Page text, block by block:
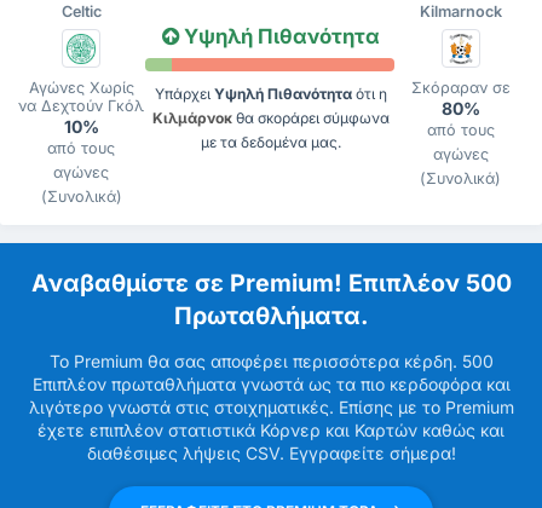
Celtic Kilmarnock
Αγώνες Χωρίς
να Δεχτούν Γκόλ
10%
από τους
αγώνες
(Συνολικά)
Υψηλή Πιθανότητα
Υπάρχει Υψηλή Πιθανότητα ότι η
Κιλμάρνοκ θα σκοράρει σύμφωνα
με τα δεδομένα μας.
Σκόραραν σε
80%
από τους
αγώνες
(Συνολικά)
Αναβαθμίστε σε Premium! Επιπλέον 500
Πρωταθλήματα.
Το Premium θα σας αποφέρει περισσότερα κέρδη. 500
Επιπλέον πρωταθλήματα γνωστά ως τα πιο κερδοφόρα και
λιγότερο γνωστά στις στοιχηματικές. Επίσης με το Premium
έχετε επιπλέον στατιστικά Κόρνερ και Καρτών καθώς και
διαθέσιμες λήψεις CSV. Εγγραφείτε σήμερα!